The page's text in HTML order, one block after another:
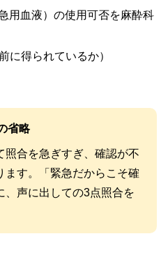
用血液）の使用可否を麻酔科
に得られているか）
省略
照合を急ぎすぎ、確認が不
ます。「緊急だからこそ確
、声に出しての3点照合を